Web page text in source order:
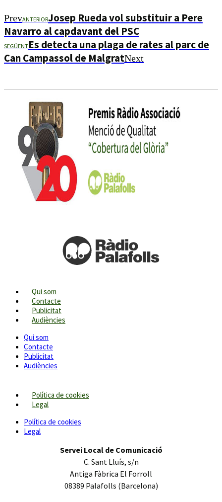
PrevANTERIORJosep Rueda vol substituir a Pere
Navarro al capdavant del PSC
SEGÜENTEs detecta una plaga de rates al parc de
Can Campassol de MalgratNext
Qui som
Contacte
Publicitat
Audiències
Qui som
Contacte
Publicitat
Audiències
Política de cookies
Legal
Política de cookies
Legal
Servei Local de Comunicació
C. Sant Lluís, s/n
Antiga Fàbrica El Forroll
08389 Palafolls (Barcelona)